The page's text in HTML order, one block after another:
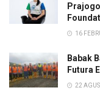
16
Babak
Futura
22